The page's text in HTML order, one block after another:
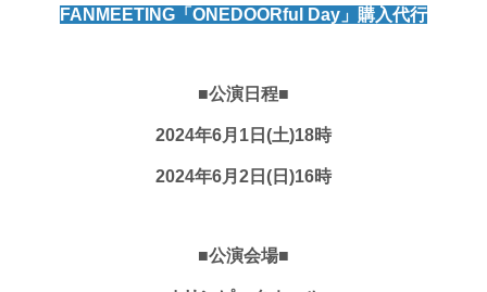
FANMEETING「ONEDOORful Day」購入代行
■公演日程■
2024年6月1日(土)18時
2024年6月2日(日)16時
■公演会場■